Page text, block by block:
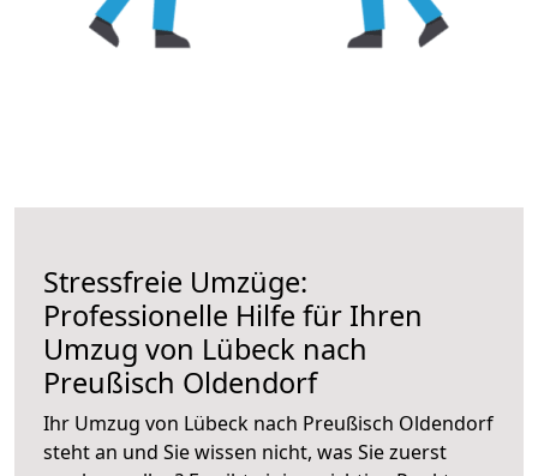
Stressfreie Umzüge:
Professionelle Hilfe für Ihren
Umzug von Lübeck nach
Preußisch Oldendorf
Ihr Umzug von Lübeck nach Preußisch Oldendorf
steht an und Sie wissen nicht, was Sie zuerst